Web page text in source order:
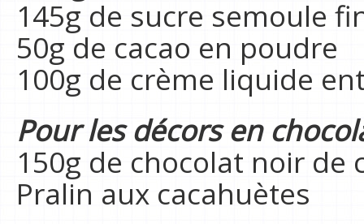
145g de sucre semoule
50g de cacao en poudre
100g de crème liquide
Pour les décors en
150g de chocolat noir de
Pralin aux cacahuètes